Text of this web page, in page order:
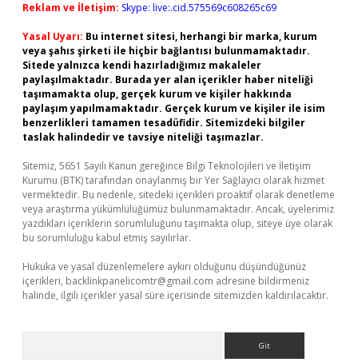
Reklam ve İletişim: Skype: live:.cid.575569c608265c69
Yasal Uyarı: Bu internet sitesi, herhangi bir marka, kurum
veya şahıs şirketi ile hiçbir bağlantısı bulunmamaktadır.
Sitede yalnızca kendi hazırladığımız makaleler
paylaşılmaktadır. Burada yer alan içerikler haber niteliği
taşımamakta olup, gerçek kurum ve kişiler hakkında
paylaşım yapılmamaktadır. Gerçek kurum ve kişiler ile isim
benzerlikleri tamamen tesadüfidir. Sitemizdeki bilgiler
taslak halindedir ve tavsiye niteliği taşımazlar.
Sitemiz, 5651 Sayılı Kanun gereğince Bilgi Teknolojileri ve İletişim
Kurumu (BTK) tarafından onaylanmış bir Yer Sağlayıcı olarak hizmet
vermektedir. Bu nedenle, sitedeki içerikleri proaktif olarak denetleme
veya araştırma yükümlülüğümüz bulunmamaktadır. Ancak, üyelerimiz
yazdıkları içeriklerin sorumluluğunu taşımakta olup, siteye üye olarak
bu sorumluluğu kabul etmiş sayılırlar.
Hukuka ve yasal düzenlemelere aykırı olduğunu düşündüğünüz
içerikleri, backlinkpanelicomtr@gmail.com adresine bildirmeniz
halinde, ilgili içerikler yasal süre içerisinde sitemizden kaldırılacaktır.